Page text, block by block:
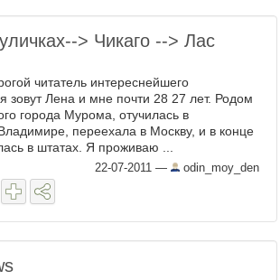
> Чикаго --> Лас
читатель интереснейшего
зовут Лена и мне почти 28 27 лет. Родом
города Мурома, отучилась в
переехала в Москву, и в конце
в штатах. Я проживаю ...
22-07-2011 — odin_moy_den